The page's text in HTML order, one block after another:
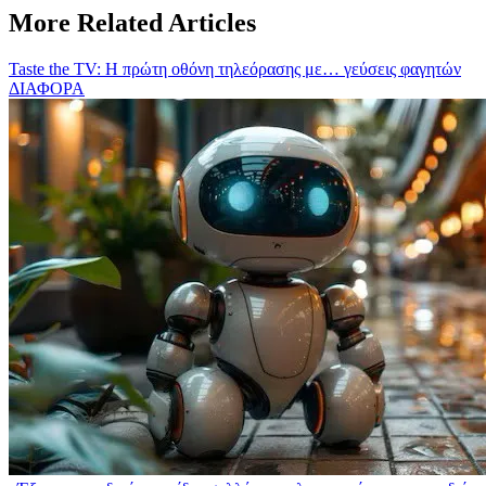
More Related Articles
Taste the TV: Η πρώτη οθόνη τηλεόρασης με… γεύσεις φαγητών
ΔΙΑΦΟΡΑ